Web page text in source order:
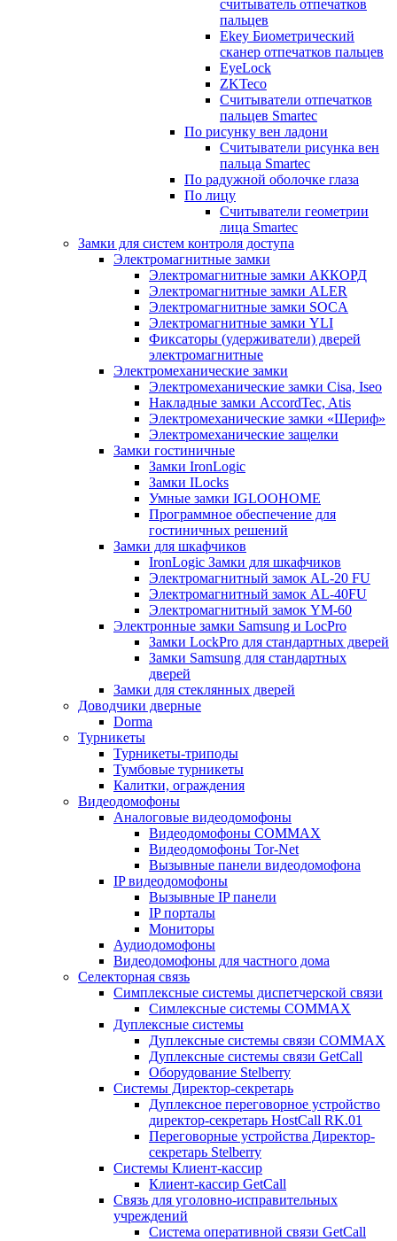
считыватель отпечатков
пальцев
Ekey Биометрический
сканер отпечатков пальцев
EyeLock
ZKTeco
Считыватели отпечатков
пальцев Smartec
По рисунку вен ладони
Считыватели рисунка вен
пальца Smartec
По радужной оболочке глаза
По лицу
Считыватели геометрии
лица Smartec
Замки для систем контроля доступа
Электромагнитные замки
Электромагнитные замки АККОРД
Электромагнитные замки ALER
Электромагнитные замки SOCA
Электромагнитные замки YLI
Фиксаторы (удерживатели) дверей
электромагнитные
Электромеханические замки
Электромеханические замки Cisa, Iseo
Накладные замки AccordTec, Atis
Электромеханические замки «Шериф»
Электромеханические защелки
Замки гостиничные
Замки IronLogic
Замки ILocks
Умные замки IGLOOHOME
Программное обеспечение для
гостиничных решений
Замки для шкафчиков
IronLogic Замки для шкафчиков
Электромагнитный замок AL-20 FU
Электромагнитный замок AL-40FU
Электромагнитный замок YM-60
Электронные замки Samsung и LocPro
Замки LockPro для стандартных дверей
Замки Samsung для стандартных
дверей
Замки для стеклянных дверей
Доводчики дверные
Dorma
Турникеты
Турникеты-триподы
Тумбовые турникеты
Калитки, ограждения
Видеодомофоны
Аналоговые видеодомофоны
Видеодомофоны COMMAX
Видеодомофоны Tor-Net
Вызывные панели видеодомофона
IP видеодомофоны
Вызывные IP панели
IP порталы
Мониторы
Аудиодомофоны
Видеодомофоны для частного дома
Селекторная связь
Симплексные системы диспетчерской связи
Симлексные системы COMMAX
Дуплексные системы
Дуплексные системы связи COMMAX
Дуплексные системы связи GetCall
Оборудование Stelberry
Системы Директор-секретарь
Дуплексное переговорное устройство
директор-секретарь HostCall RK.01
Переговорные устройства Директор-
секретарь Stelberry
Системы Клиент-кассир
Клиент-кассир GetCall
Связь для уголовно-исправительных
учреждений
Система оперативной связи GetCall